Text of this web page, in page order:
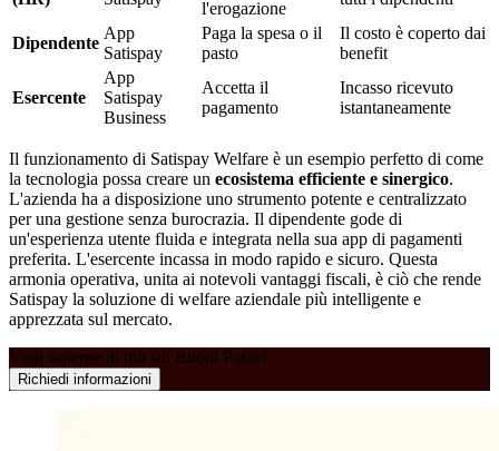
l'erogazione
Dipendente
App
Satispay
Paga la spesa o il
pasto
Il costo è coperto dai
benefit
Esercente
App
Satispay
Business
Accetta il
pagamento
Incasso ricevuto
istantaneamente
Il funzionamento di Satispay Welfare è un esempio perfetto di come
la tecnologia possa creare un ecosistema efficiente e sinergico.
L'azienda ha a disposizione uno strumento potente e centralizzato
per una gestione senza burocrazia. Il dipendente gode di
un'esperienza utente fluida e integrata nella sua app di pagamenti
preferita. L'esercente incassa in modo rapido e sicuro. Questa
armonia operativa, unita ai notevoli vantaggi fiscali, è ciò che rende
Satispay la soluzione di welfare aziendale più intelligente e
apprezzata sul mercato.
Vuoi saperne di più sui Buoni Pasto?
Richiedi informazioni